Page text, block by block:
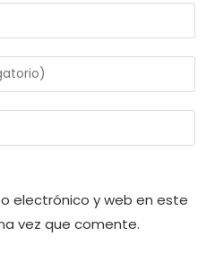
electrónico y web en este
vez que comente.